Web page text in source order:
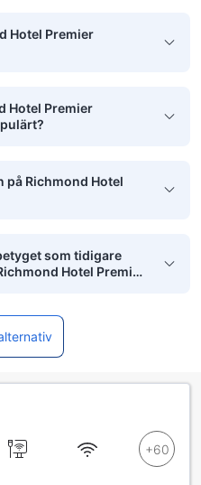
Hotel Premier
Hotel Premier
på Richmond Hotel
som tidigare
Hotel Premier